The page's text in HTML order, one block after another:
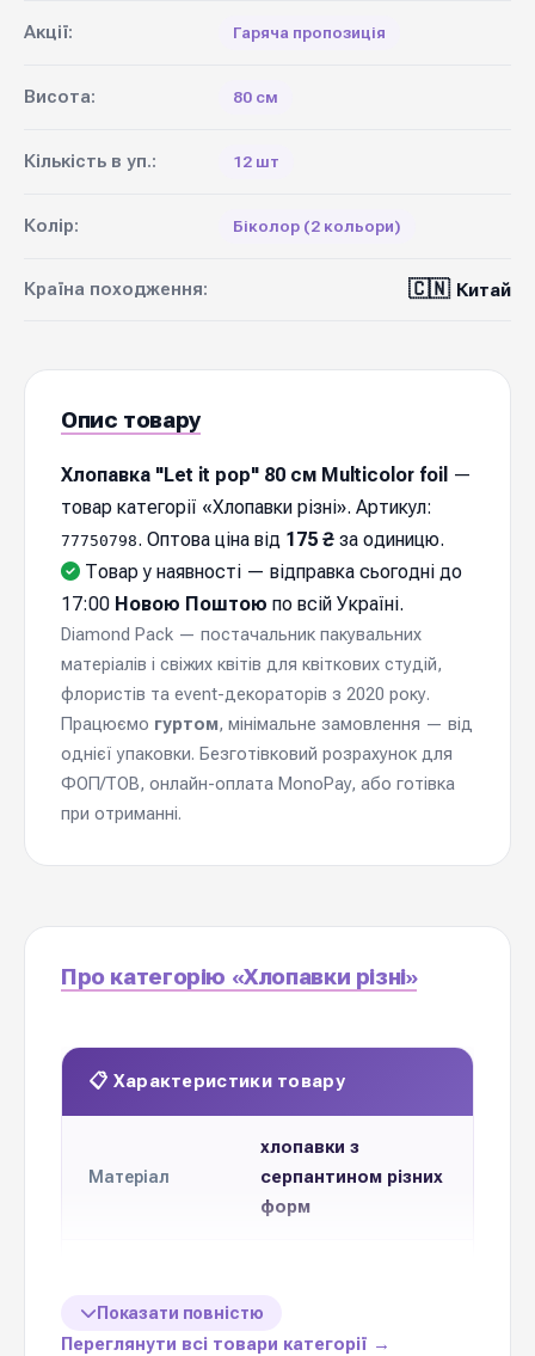
Акції: Гаряча пропозиція
Висота: 80 см
Кількість в уп.: 12 шт
Колір: Біколор (2 кольори)
Країна походження: 🇨🇳 Китай
Опис товару
Хлопавка "Let it pop" 80 см Multicolor foil —
товар категорії «Хлопавки різні». Артикул:
77750798. Оптова ціна від 175 ₴ за одиницю.
Товар у наявності — відправка cьогодні до
17:00 Новою Поштою по всій Україні.
Diamond Pack — постачальник пакувальних
матеріалів і свіжих квітів для квіткових студій,
флористів та event-декораторів з 2020 року.
Працюємо гуртом, мінімальне замовлення — від
однієї упаковки. Безготівковий розрахунок для
ФОП/ТОВ, онлайн-оплата MonoPay, або готівка
при отриманні.
Про категорію «Хлопавки різні»
📋 Характеристики товару
Матеріал
хлопавки з
серпантином різних
форм
Показати повністю
Переглянути всі товари категорії →